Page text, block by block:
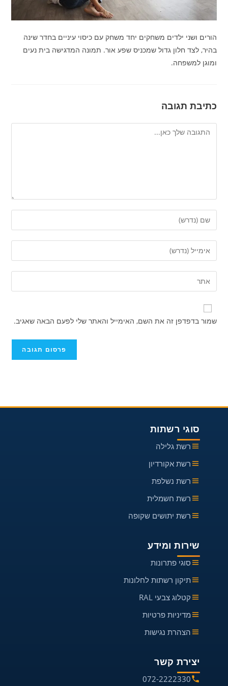
הורים ושני ילדים משחקים יחד משחק עם כיסוי עיניים בחדר שינה
בהיר, לצד חלון גדול שמכניס שפע אור. תמונה המדגישה בית נעים
ומוגן למשפחה.
כתיבת תגובה
להגיב
את
השם
שלך
שם
משתמש
כדי
להגיב
את
כתובת
דואר
שלך
כדי
את
כתובת
אתר
שמור בדפדפן זה את השם, האימייל והאתר שלי לפעם הבאה שאגיב.
סוגי רשתות
רשת גלילה
רשת אקורדיון
רשת נשלפת
רשת חשמלית
רשת יתושים שקופה
שירות ומידע
סוגי פתרונות
תיקון רשתות לחלונות
קטלוג צבעי RAL
מדיניות פרטיות
הצהרת נגישות
יצירת קשר
072-2222330